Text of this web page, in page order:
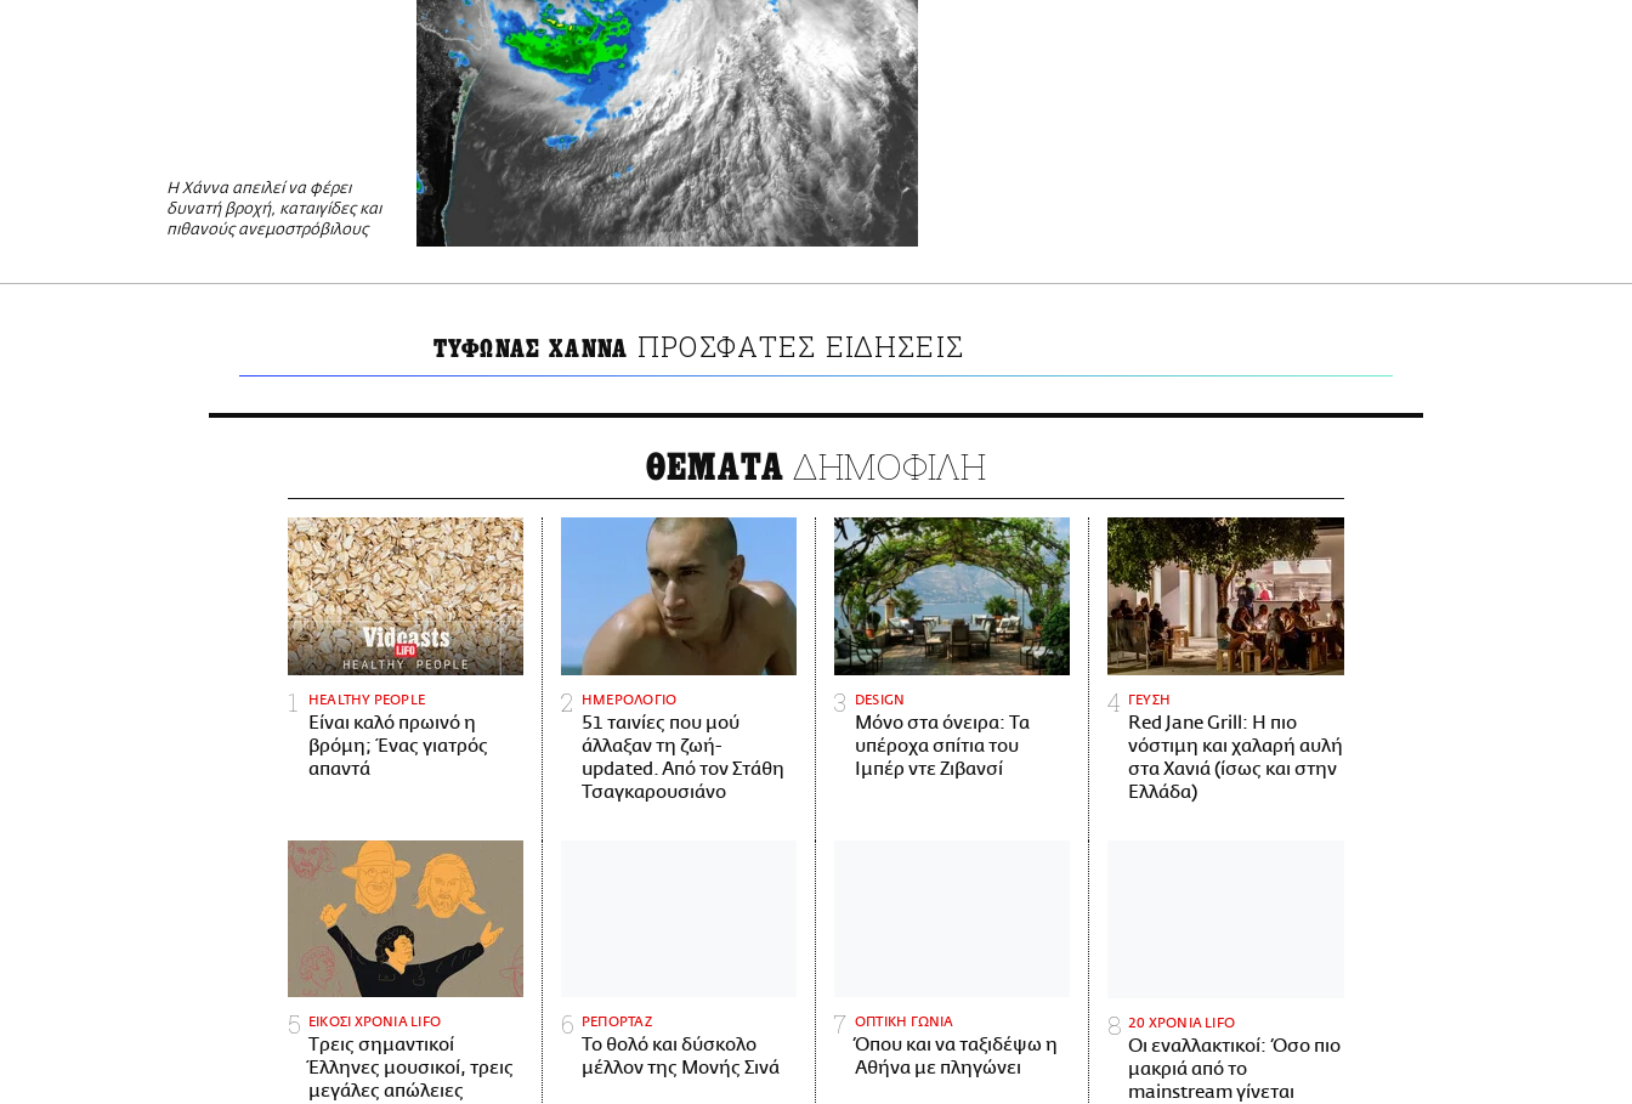
Η Χάννα απειλεί να φέρει
δυνατή βροχή, καταιγίδες και
πιθανούς ανεμοστρόβιλους
ΤΥΦΩΝΑΣ ΧΑΝΝΑ ΠΡΟΣΦΑΤΕΣ ΕΙΔΗΣΕΙΣ
ΘΕΜΑΤΑ ΔΗΜΟΦΙΛΗ
HEALTHY PEOPLE
Είναι καλό πρωινό η
βρόμη; Ένας γιατρός
απαντά
ΗΜΕΡΟΛΟΓΙΟ
51 ταινίες που μού
άλλαξαν τη ζωή-
updated. Aπό τον Στάθη
Τσαγκαρουσιάνο
DESIGN
Μόνο στα όνειρα: Τα
υπέροχα σπίτια του
Ιμπέρ ντε Ζιβανσί
ΓΕΥΣΗ
Red Jane Grill: Η πιο
νόστιμη και χαλαρή αυλή
στα Χανιά (ίσως και στην
Ελλάδα)
ΕΙΚΟΣΙ ΧΡΟΝΙΑ LIFO
Tρεις σημαντικοί
Έλληνες μουσικοί, τρεις
μεγάλες απώλειες
ΡΕΠΟΡΤΑΖ
Το θολό και δύσκολο
μέλλον της Μονής Σινά
ΟΠΤΙΚΗ ΓΩΝΙΑ
Όπου και να ταξιδέψω η
Αθήνα με πληγώνει
20 ΧΡΟΝΙΑ LIFO
Οι εναλλακτικοί: Όσο πιο
μακριά από το
mainstream γίνεται